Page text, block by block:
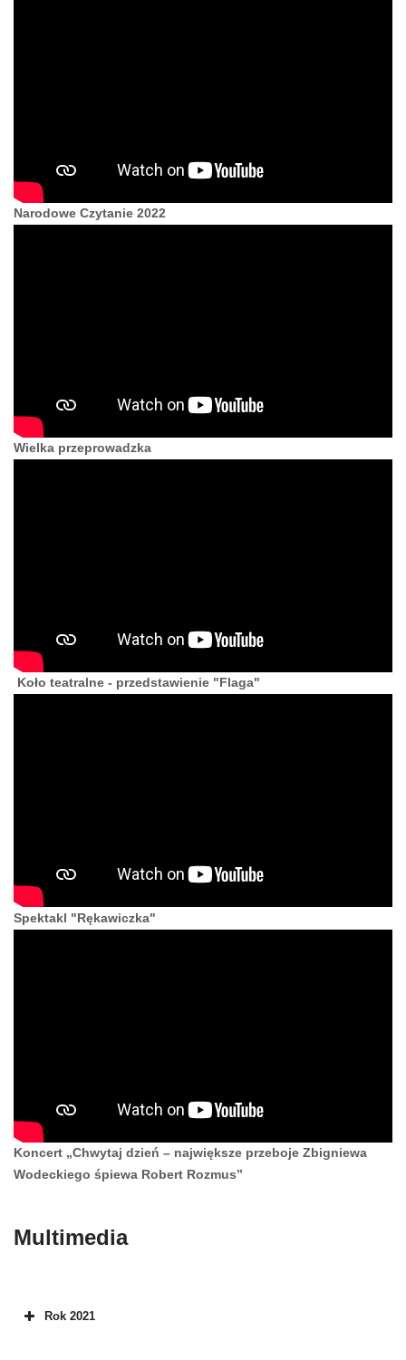
Narodowe Czytanie 2022
Wielka przeprowadzka
Koło teatralne - przedstawienie "Flaga"
Spektakl "Rękawiczka"
Koncert „Chwytaj dzień – największe przeboje Zbigniewa
Wodeckiego śpiewa Robert Rozmus”
Multimedia
Rok 2021